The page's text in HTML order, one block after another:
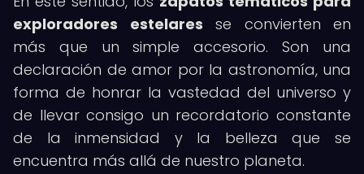
exploradores estelares se convierten en
más que un simple accesorio. Son una
declaración de amor por la astronomía, una
forma de honrar la vastedad del universo y
de llevar consigo un recordatorio constante
de la inmensidad y la belleza que se
encuentra más allá de nuestro planeta.